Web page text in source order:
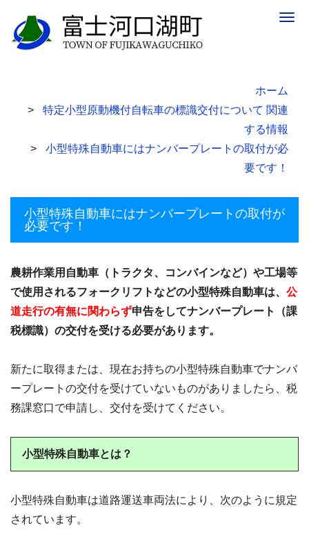
ホーム
特定小型原動機付自転車の標識交付について 関連
する情報
小型特殊自動車にはナンバープレートの取付が必
要です！
小型特殊自動車にはナンバープレートの取付が
必要です！
農耕作業用自動車（トラクタ、コンバインなど）や工場等
で使用されるフォークリフトなどの小型特殊自動車は、 公
道走行の有無に関わらず申告をしてナンバープレート（課
税標識）の交付を受ける必要があります。
新たに取得または、現在お持ちの小型特殊自動車でナンバ
ープレートの交付を受けていないものがありましたら、税
務課窓口で申請し、交付を受けてください。
小型特殊自動車とは？
小型特殊自動車は道路運送車両法により、次のように規定
されています。